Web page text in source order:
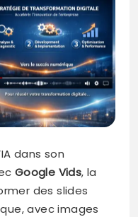
dans son
Google Vids, la
des slides
avec images